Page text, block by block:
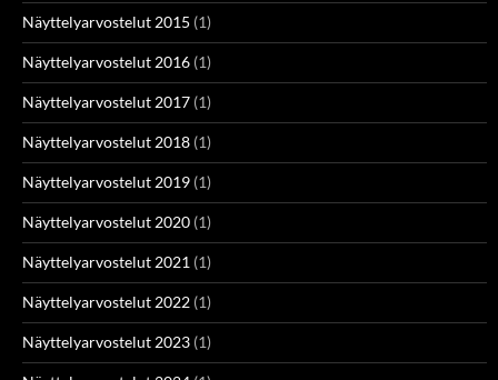
Näyttelyarvostelut 2015 (1)
Näyttelyarvostelut 2016 (1)
Näyttelyarvostelut 2017 (1)
Näyttelyarvostelut 2018 (1)
Näyttelyarvostelut 2019 (1)
Näyttelyarvostelut 2020 (1)
Näyttelyarvostelut 2021 (1)
Näyttelyarvostelut 2022 (1)
Näyttelyarvostelut 2023 (1)